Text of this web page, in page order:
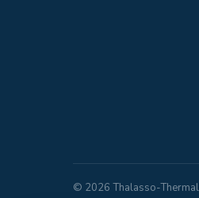
© 2026 Thalasso-